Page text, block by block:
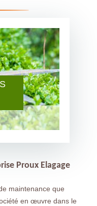
Proux Elagage
maintenance que
en œuvre dans le